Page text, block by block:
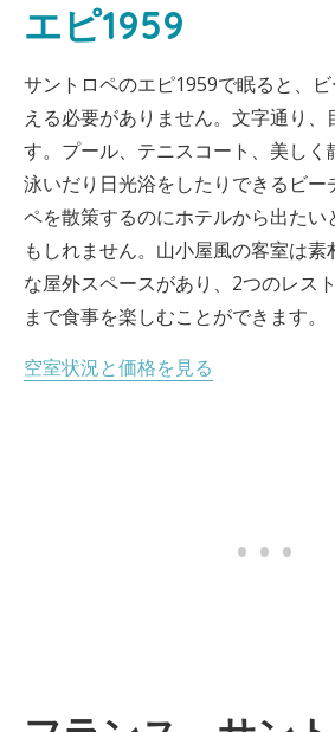
エピ1959
サントロペのエピ1959で眠ると、
える必要がありません。文字通り
す。プール、テニスコート、美しく
泳いだり日光浴をしたりできるビー
ペを散策するのにホテルから出たい
もしれません。山小屋風の客室は素
な屋外スペースがあり、2つのレス
まで食事を楽しむことができます。
空室状況と価格を見る